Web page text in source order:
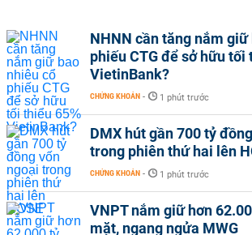
NHNN cần tăng nắm giữ
phiếu CTG để sở hữu tối
VietinBank?
CHỨNG KHOÁN - 1 phút trước
DMX hút gần 700 tỷ
trong phiên thứ hai lên
CHỨNG KHOÁN - 1 phút trước
VNPT nắm giữ hơn
mặt, ngang ngửa MWG